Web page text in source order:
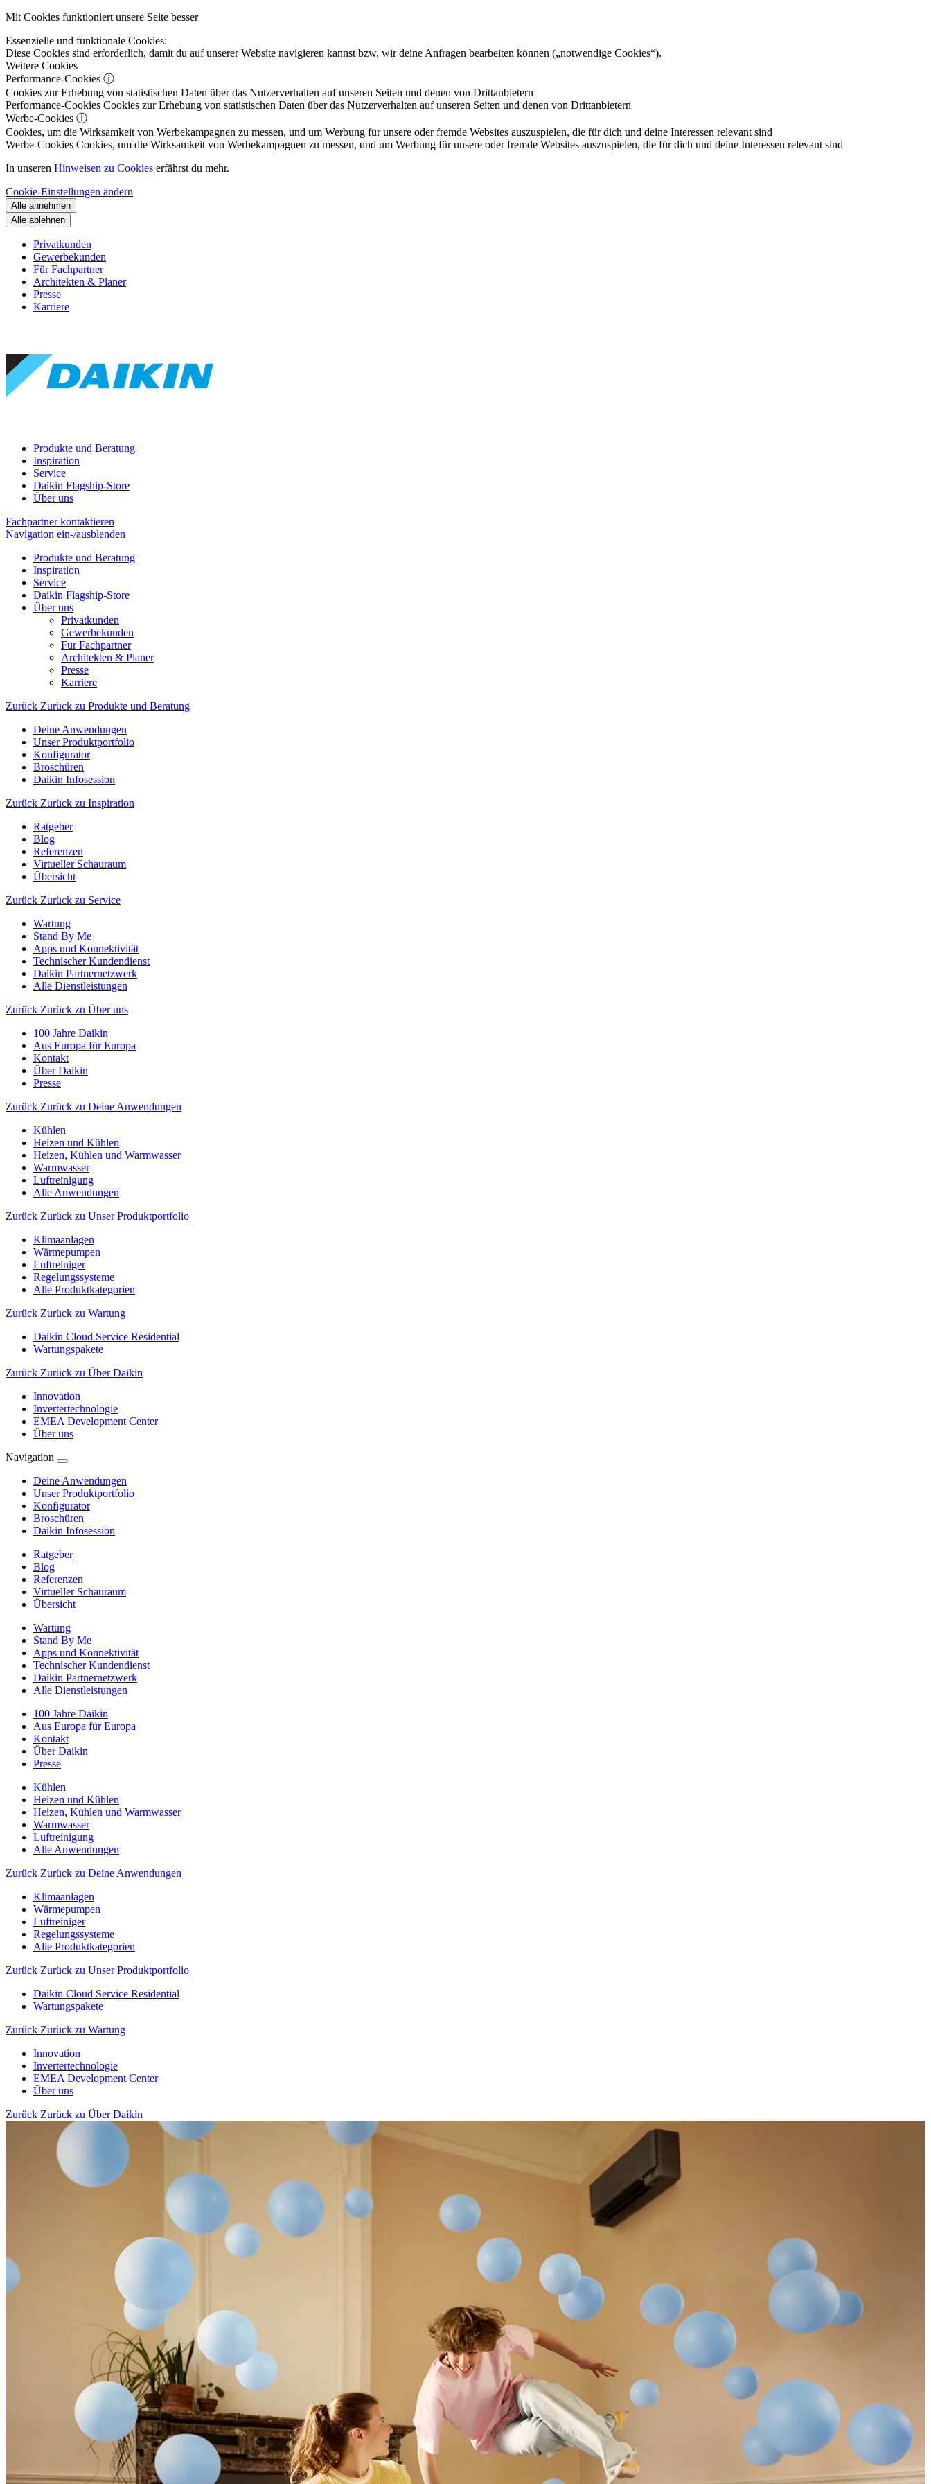
Mit Cookies funktioniert unsere Seite besser
Essenzielle und funktionale Cookies:
Diese Cookies sind erforderlich, damit du auf unserer Website navigieren kannst bzw. wir deine Anfragen bearbeiten können („notwendige Cookies“).
Weitere Cookies
Performance-Cookies ⓘ
Cookies zur Erhebung von statistischen Daten über das Nutzerverhalten auf unseren Seiten und denen von Drittanbietern
Performance-Cookies Cookies zur Erhebung von statistischen Daten über das Nutzerverhalten auf unseren Seiten und denen von Drittanbietern
Werbe-Cookies ⓘ
Cookies, um die Wirksamkeit von Werbekampagnen zu messen, und um Werbung für unsere oder fremde Websites auszuspielen, die für dich und deine Interessen relevant sind
Werbe-Cookies Cookies, um die Wirksamkeit von Werbekampagnen zu messen, und um Werbung für unsere oder fremde Websites auszuspielen, die für dich und deine Interessen relevant sind
In unseren Hinweisen zu Cookies erfährst du mehr.
Cookie-Einstellungen ändern
Alle annehmen
Alle ablehnen
Privatkunden
Gewerbekunden
Für Fachpartner
Architekten & Planer
Presse
Karriere
Produkte und Beratung
Inspiration
Service
Daikin Flagship-Store
Über uns
Fachpartner kontaktieren
Navigation ein-/ausblenden
Produkte und Beratung
Inspiration
Service
Daikin Flagship-Store
Über uns
Privatkunden
Gewerbekunden
Für Fachpartner
Architekten & Planer
Presse
Karriere
Zurück Zurück zu Produkte und Beratung
Deine Anwendungen
Unser Produktportfolio
Konfigurator
Broschüren
Daikin Infosession
Zurück Zurück zu Inspiration
Ratgeber
Blog
Referenzen
Virtueller Schauraum
Übersicht
Zurück Zurück zu Service
Wartung
Stand By Me
Apps und Konnektivität
Technischer Kundendienst
Daikin Partnernetzwerk
Alle Dienstleistungen
Zurück Zurück zu Über uns
100 Jahre Daikin
Aus Europa für Europa
Kontakt
Über Daikin
Presse
Zurück Zurück zu Deine Anwendungen
Kühlen
Heizen und Kühlen
Heizen, Kühlen und Warmwasser
Warmwasser
Luftreinigung
Alle Anwendungen
Zurück Zurück zu Unser Produktportfolio
Klimaanlagen
Wärmepumpen
Luftreiniger
Regelungssysteme
Alle Produktkategorien
Zurück Zurück zu Wartung
Daikin Cloud Service Residential
Wartungspakete
Zurück Zurück zu Über Daikin
Innovation
Invertertechnologie
EMEA Development Center
Über uns
Navigation
Deine Anwendungen
Unser Produktportfolio
Konfigurator
Broschüren
Daikin Infosession
Ratgeber
Blog
Referenzen
Virtueller Schauraum
Übersicht
Wartung
Stand By Me
Apps und Konnektivität
Technischer Kundendienst
Daikin Partnernetzwerk
Alle Dienstleistungen
100 Jahre Daikin
Aus Europa für Europa
Kontakt
Über Daikin
Presse
Kühlen
Heizen und Kühlen
Heizen, Kühlen und Warmwasser
Warmwasser
Luftreinigung
Alle Anwendungen
Zurück Zurück zu Deine Anwendungen
Klimaanlagen
Wärmepumpen
Luftreiniger
Regelungssysteme
Alle Produktkategorien
Zurück Zurück zu Unser Produktportfolio
Daikin Cloud Service Residential
Wartungspakete
Zurück Zurück zu Wartung
Innovation
Invertertechnologie
EMEA Development Center
Über uns
Zurück Zurück zu Über Daikin